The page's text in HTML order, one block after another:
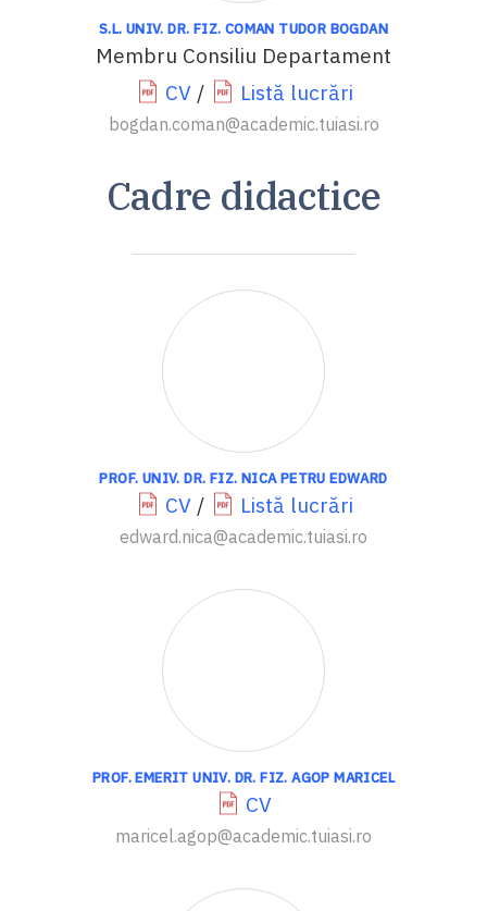
S.L. UNIV. DR. FIZ. COMAN TUDOR BOGDAN
Membru Consiliu Departament
CV/ Listă lucrări
bogdan.coman@academic.tuiasi.ro
Cadre didactice
PROF. UNIV. DR. FIZ. NICA PETRU EDWARD
CV/ Listă lucrări
edward.nica@academic.tuiasi.ro
PROF. EMERIT UNIV. DR. FIZ. AGOP MARICEL
CV
maricel.agop@academic.tuiasi.ro